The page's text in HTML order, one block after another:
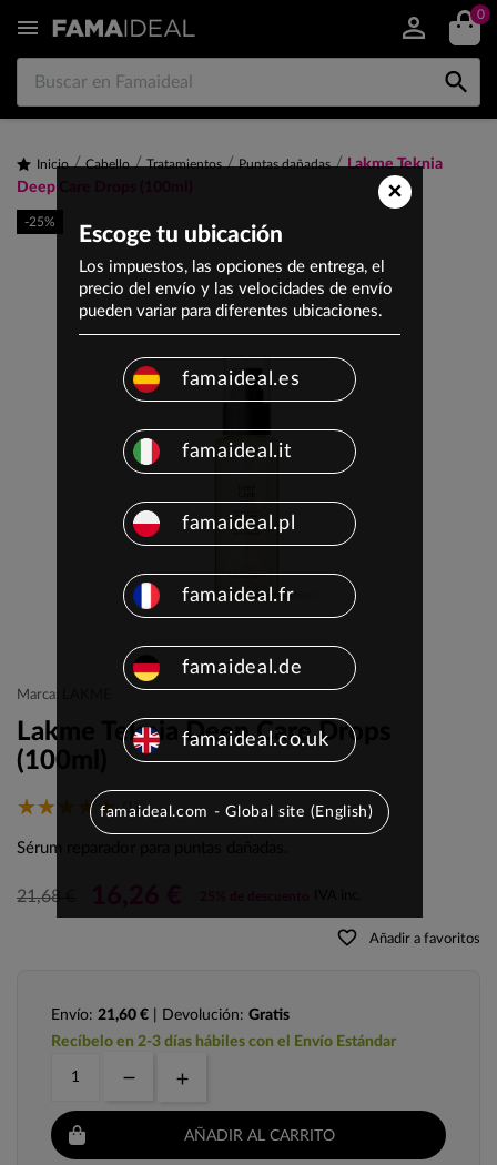
 0

-25%
Inicio Cabello Tratamientos Puntas dañadas
Lakme Teknia
Deep Care Drops (100ml)
Marca: LAKME
Lakme Teknia Deep Care Drops
(100ml)
(1)
Sérum reparador para puntas dañadas.
21,68 €
favorite_border Añadir a favoritos
Envío: 21,60 € | Devolución: Gratis
Recíbelo en 2-3 días hábiles con el Envío Estándar
AÑADIR AL CARRITO
×
Escoge tu ubicación
Los impuestos, las opciones de entrega, el
precio del envío y las velocidades de envío
pueden variar para diferentes ubicaciones.
famaideal.es
famaideal.it
famaideal.pl
famaideal.fr
famaideal.de
famaideal.co.uk
famaideal.com - Global site (English)